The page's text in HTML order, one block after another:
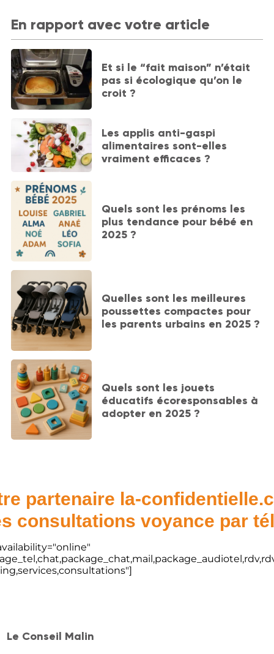
En rapport avec votre article
Et si le “fait maison” n’était
pas si écologique qu’on le
croit ?
Les applis anti-gaspi
alimentaires sont-elles
vraiment efficaces ?
Quels sont les prénoms les
plus tendance pour bébé en
2025 ?
Quelles sont les meilleures
poussettes compactes pour
les parents urbains en 2025 ?
Quels sont les jouets
éducatifs écoresponsables à
adopter en 2025 ?
partenaire la-
consultations voyance par
Le Conseil Malin